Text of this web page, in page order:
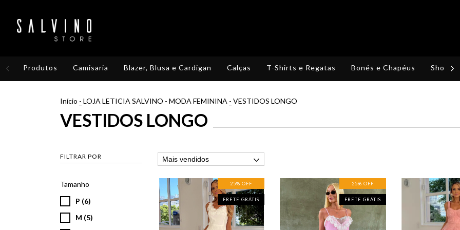
Produtos Camisaria Blazer, Blusa e Cardigan Calças T-Shirts e Regatas Bonés e Chapéus Shorts,
Início - LOJA LETICIA SALVINO - MODA FEMININA - VESTIDOS LONGO
VESTIDOS LONGO
FILTRAR POR
Tamanho
P (6)
M (5)
25% OFF
FRETE GRÁTIS
25% OFF
FRETE GRÁTIS